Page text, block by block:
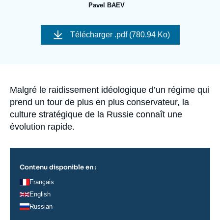
Se connecter
Pavel BAEV
Image
couverture
Télécharger .pdf (780.94 Ko)
Accroche
Malgré le raidissement idéologique d’un régime qui
prend un tour de plus en plus conservateur, la
culture stratégique de la Russie connaît une
évolution rapide.
Contenu disponible en :
Français
English
Russian